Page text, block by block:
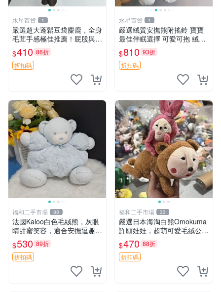
水星百貨 1
嚴選超大蓬鬆豆袋麋鹿，全身
毛茸手感極佳推薦！屁股與四
肢填充均勻，適合收藏與孩童
共賞。 麋鹿 豆袋 毛茸玩具
$410 86折
折扣碼
水星百貨 1
嚴選絨質安撫熊附搖鈴 寶寶
最佳伴眠選擇 可愛可抱 絨毛
玩具 安撫熊 嬰兒用
$810 93折
折扣碼
福和二手市場 33
法國Kaloo白色毛絨熊，灰眼
睛甜蜜笑容，適合安撫逗趣可
愛，柔軟面料手感佳。14 白
色安撫熊 毛絨玩具 寶寶逗樂
具
$530 89折
折扣碼
福和二手市場 33
嚴選日本海淘白熊Omokuma
許願娃娃，超萌可愛毛絨公仔
推薦收藏 白熊 Omokuma 毛
絨玩具 偽裝娃娃 玩具擺飾
$470 88折
折扣碼